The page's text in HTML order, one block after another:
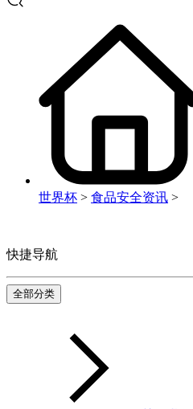
世界杯 > 食品安全资讯 >
快捷导航
全部分类